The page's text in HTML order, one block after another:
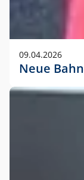
09.04.2026
Neue